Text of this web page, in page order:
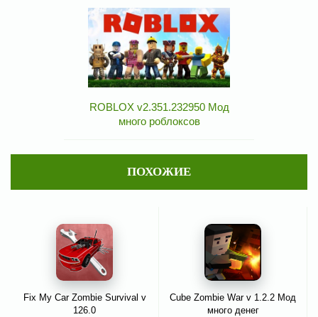
ROBLOX v2.351.232950 Мод
много роблоксов
ПОХОЖИЕ
Fix My Car Zombie Survival v
126.0
Cube Zombie War v 1.2.2 Мод
много денег